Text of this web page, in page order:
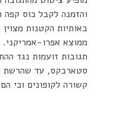
והזמנה לקבל כוס קפה
באותיות הקטנות
ממוצא אפרו-אמריקני.
תגובות זועמות נגד
סטארבקס, עד שהרשת
קשורה לקופונים וכי